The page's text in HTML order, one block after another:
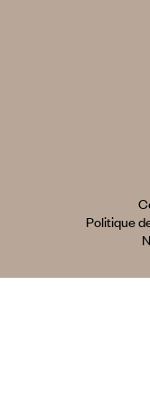
Politique